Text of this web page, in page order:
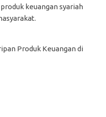
keuangan syariah
Produk Keuangan di